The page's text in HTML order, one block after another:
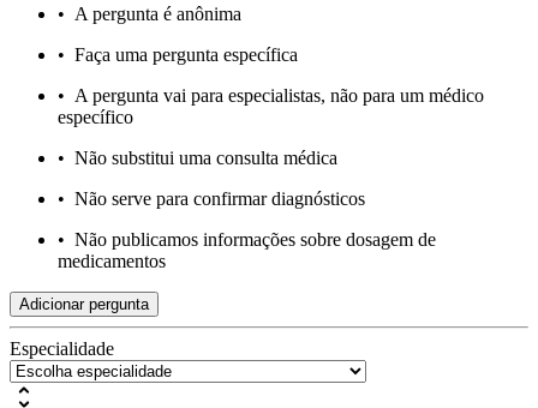
• A pergunta é anônima
• Faça uma pergunta específica
• A pergunta vai para especialistas, não para um médico
específico
• Não substitui uma consulta médica
• Não serve para confirmar diagnósticos
• Não publicamos informações sobre dosagem de
medicamentos
Adicionar pergunta
Especialidade